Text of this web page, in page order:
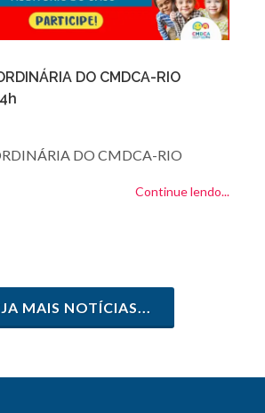
DO CMDCA-RIO
DO CMDCA-RIO
Continue lendo...
MAIS NOTÍCIAS...